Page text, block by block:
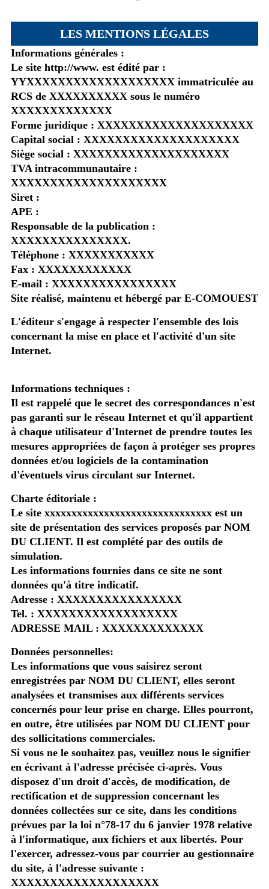
LES MENTIONS LÉGALES
Informations générales :
Le site http://www. est édité par :
YYXXXXXXXXXXXXXXXXXXX immatriculée au
RCS de XXXXXXXXXX sous le numéro
XXXXXXXXXXXXX
Forme juridique : XXXXXXXXXXXXXXXXXXXX
Capital social : XXXXXXXXXXXXXXXXXXXX
Siège social : XXXXXXXXXXXXXXXXXXXX
TVA intracommunautaire :
XXXXXXXXXXXXXXXXXXXX
Siret :
APE :
Responsable de la publication :
XXXXXXXXXXXXXXX.
Téléphone : XXXXXXXXXXX
Fax : XXXXXXXXXXXX
E-mail : XXXXXXXXXXXXXXXX
Site réalisé, maintenu et hébergé par E-COMOUEST
L'éditeur s'engage à respecter l'ensemble des lois
concernant la mise en place et l'activité d'un site
Internet.
Informations techniques :
Il est rappelé que le secret des correspondances n'est
pas garanti sur le réseau Internet et qu'il appartient
à chaque utilisateur d'Internet de prendre toutes les
mesures appropriées de façon à protéger ses propres
données et/ou logiciels de la contamination
d'éventuels virus circulant sur Internet.
Charte éditoriale :
Le site xxxxxxxxxxxxxxxxxxxxxxxxxxxxxxx est un
site de présentation des services proposés par NOM
DU CLIENT. Il est complété par des outils de
simulation.
Les informations fournies dans ce site ne sont
données qu'à titre indicatif.
Adresse : XXXXXXXXXXXXXXXX
Tel. : XXXXXXXXXXXXXXXXXX
ADRESSE MAIL : XXXXXXXXXXXXX
Données personnelles:
Les informations que vous saisirez seront
enregistrées par NOM DU CLIENT, elles seront
analysées et transmises aux différents services
concernés pour leur prise en charge. Elles pourront,
en outre, être utilisées par NOM DU CLIENT pour
des sollicitations commerciales.
Si vous ne le souhaitez pas, veuillez nous le signifier
en écrivant à l'adresse précisée ci-après. Vous
disposez d'un droit d'accès, de modification, de
rectification et de suppression concernant les
données collectées sur ce site, dans les conditions
prévues par la loi n°78-17 du 6 janvier 1978 relative
à l'informatique, aux fichiers et aux libertés. Pour
l'exercer, adressez-vous par courrier au gestionnaire
du site, à l'adresse suivante :
XXXXXXXXXXXXXXXXXXX